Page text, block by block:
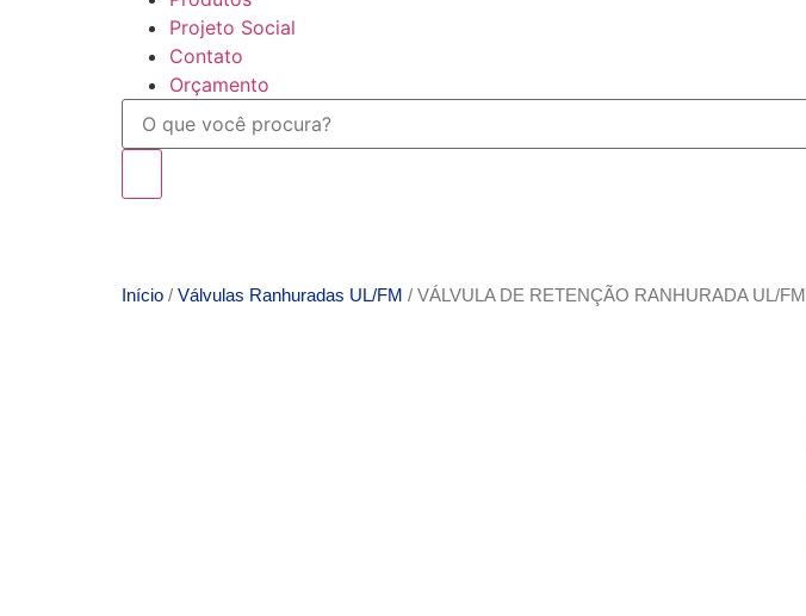
Projeto Social
Contato
Orçamento
Início / Válvulas Ranhuradas UL/FM / VÁLVULA DE RETENÇÃO RANHURADA UL/FM